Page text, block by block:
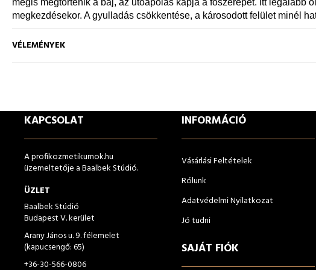
mégis megtörténik a baj, az utóápolás kapja a főszerepet. Itt legalább
megkezdésekor. A gyulladás csökkentése, a károsodott felület minél
VÉLEMÉNYEK
KAPCSOLAT
A profikozmetikumok.hu
üzemeltetője a Baalbek Stúdió.
ÜZLET
Baalbek Stúdió
Budapest V. kerület
Arany János u. 9. félemelet
(kapucsengő: 65)
+36-30-566-0806
INFORMÁCIÓ
Vásárlási Feltételek
Rólunk
Adatvédelmi Nyilatkozat
Jó tudni
SAJÁT FIÓK